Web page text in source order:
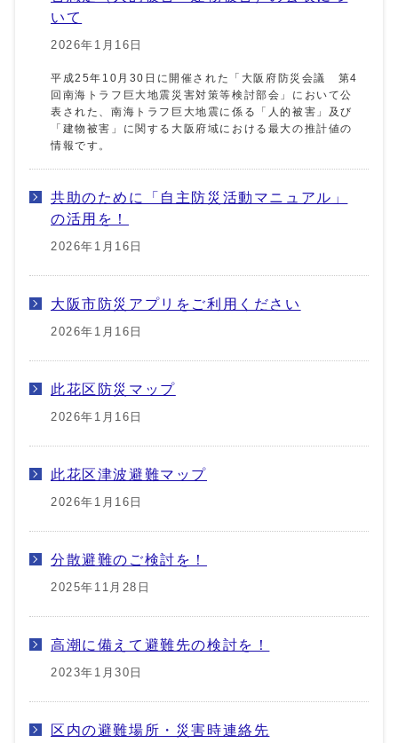
いて
2026年1月16日
平成25年10月30日に開催された「大阪府防災会議 第4
回南海トラフ巨大地震災害対策等検討部会」において公
表された、南海トラフ巨大地震に係る「人的被害」及び
「建物被害」に関する大阪府域における最大の推計値の
情報です。
共助のために「自主防災活動マニュアル」
の活用を！
2026年1月16日
大阪市防災アプリをご利用ください
2026年1月16日
此花区防災マップ
2026年1月16日
此花区津波避難マップ
2026年1月16日
分散避難のご検討を！
2025年11月28日
高潮に備えて避難先の検討を！
2023年1月30日
区内の避難場所・災害時連絡先